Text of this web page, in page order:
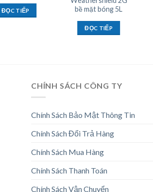
ĐỌC TIẾP
bề mặt bóng 5L
ĐỌC TIẾP
CHÍNH SÁCH CÔNG TY
Chính Sách Bảo Mật Thông Tin
Chính Sách Đổi Trả Hàng
Chính Sách Mua Hàng
Chính Sách Thanh Toán
Chính Sách Vận Chuyển